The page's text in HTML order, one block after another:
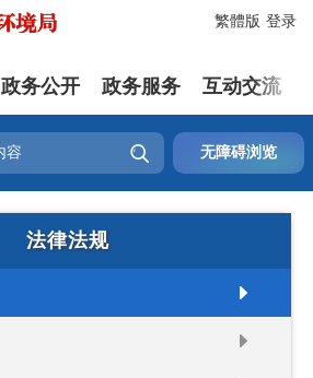
登录
繁體版
政务公开 政务服务 互动交流
 无障碍浏览
法律法规